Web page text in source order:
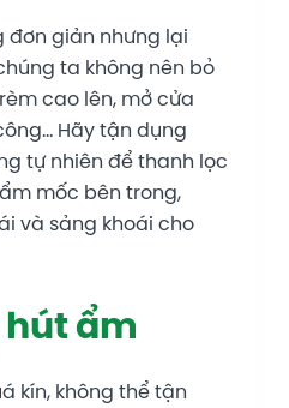
giản nhưng lại
ta không nên bỏ
cao lên, mở cửa
Hãy tận dụng
tự nhiên để thanh lọc
mốc bên trong,
và sảng khoái cho
ẩm
kín, không thể tận